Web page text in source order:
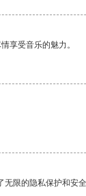
享受音乐的魅力。
限的隐私保护和安全